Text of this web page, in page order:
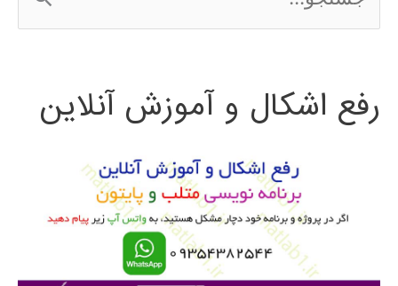
س
ج
رفع اشکال و آموزش آنلاین